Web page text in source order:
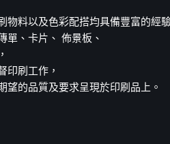
物料以及色彩配搭均具備豐富的經
單、卡片、 佈㬌板、
印刷工作，
望的品質及要求呈現於印刷品上。